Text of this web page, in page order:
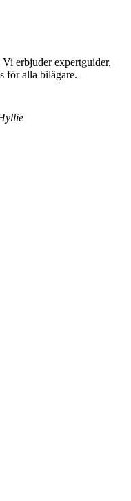
erbjuder expertguider,
för alla bilägare.